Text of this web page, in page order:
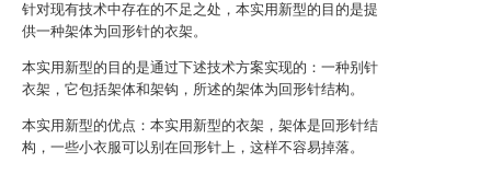
针对现有技术中存在的不足之处，本实用新型的目的是提
供一种架体为回形针的衣架。
本实用新型的目的是通过下述技术方案实现的：一种别针
衣架，它包括架体和架钩，所述的架体为回形针结构。
本实用新型的优点：本实用新型的衣架，架体是回形针结
构，一些小衣服可以别在回形针上，这样不容易掉落。